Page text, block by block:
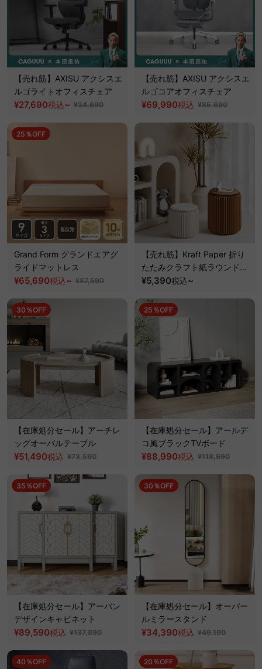
【売れ筋】AXISU アクシスエ
ルゴライトオフィスチェア
¥27,690税込~ ¥34,690
【売れ筋】AXISU アクシスエ
ルゴコアオフィスチェア
¥69,990税込 ¥85,690
25％OFF
Grand Form グランドエアグ
ライドマットレス
¥65,690税込~ ¥87,590
【売れ筋】Kraft Paper 折り
たたみクラフト紙ラウンドス
ツール
¥5,390税込~
30％OFF
【在庫処分セール】アーチレ
ッグオーバルテーブル
¥51,490税込 ¥73,590
25％OFF
【在庫処分セール】アールデ
コ風ブラックTVボード
¥88,990税込 ¥118,690
35％OFF
【在庫処分セール】アーバン
デザインキャビネット
¥89,590税込 ¥137,890
30％OFF
【在庫処分セール】オーバー
ルミラースタンド
¥34,390税込 ¥49,190
40％OFF 20％OFF